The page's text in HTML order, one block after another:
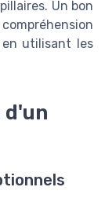
Un bon
utilisant les